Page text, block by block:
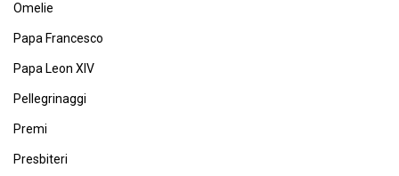
Omelie
Papa Francesco
Papa Leon XIV
Pellegrinaggi
Premi
Presbiteri